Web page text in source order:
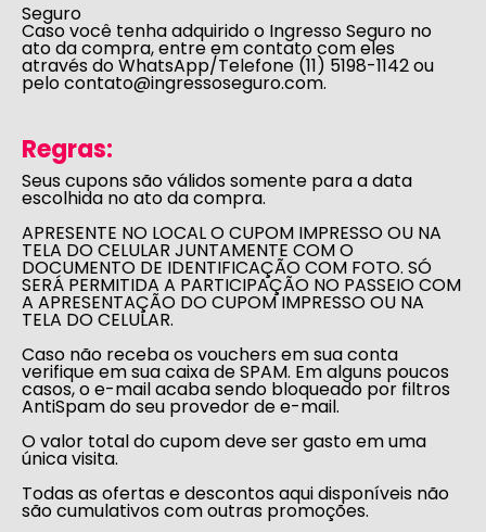
Seguro
Caso você tenha adquirido o Ingresso Seguro no
ato da compra, entre em contato com eles
através do WhatsApp/Telefone (11) 5198-1142 ou
pelocontato@ingressoseguro.com.
Regras:
Seus cupons são válidos somente para a data
escolhida no ato da compra.
APRESENTE NO LOCAL O CUPOM IMPRESSO OU NA
TELA DO CELULAR JUNTAMENTE COM O
DOCUMENTO DE IDENTIFICAÇÃO COM FOTO. SÓ
SERÁ PERMITIDA A PARTICIPAÇÃO NO PASSEIO COM
A APRESENTAÇÃO DO CUPOM IMPRESSO OU NA
TELA DO CELULAR.
Caso não receba os vouchers em sua conta
verifique em sua caixa de SPAM. Em alguns poucos
casos, o e-mail acaba sendo bloqueado por filtros
AntiSpam do seu provedor de e-mail.
O valor total do cupom deve ser gasto em uma
única visita.
Todas as ofertas e descontos aqui disponíveis não
são cumulativos com outras promoções.